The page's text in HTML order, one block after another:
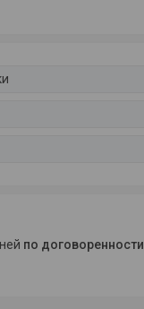
по договоренности